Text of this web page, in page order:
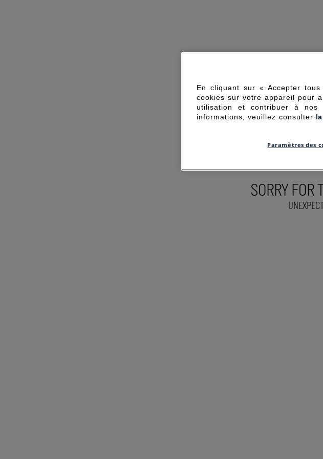
SORRY FOR
En cliquant sur « Accepter
cookies sur votre appareil pour
utilisation et contribuer à nos
informations, veuillez consulter
Paramètres des